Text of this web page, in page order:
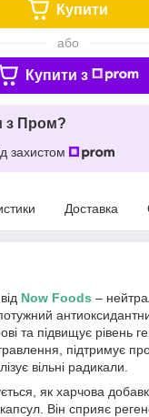
Купити
або
Купити з
з Пром?
захистом
Доставка
від Now Foods –
та підвищує рівень
підтримує
вільні радикали.
як харчова
Він сприяє